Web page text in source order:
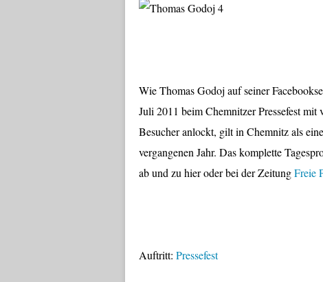
Wie Thomas Godoj auf seiner
Juli 2011 beim Chemnitzer Pressefest mit
Besucher anlockt, gilt in Chemnitz als
vergangenen Jahr. Das komplette
ab und zu hier oder bei der ZeitungFreie
Auftritt: Pressefest